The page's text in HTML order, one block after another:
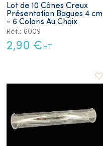
Lot de 10 Cônes Creux
Présentation Bagues 4 cm
- 6 Coloris Au Choix
Réf.: 6009
2,90 € HT